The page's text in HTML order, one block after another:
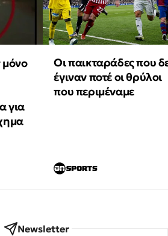
μόνο
για
Οι παικταράδες που
έγιναν ποτέ οι θρύλοι
που περιμέναμε
Newsletter